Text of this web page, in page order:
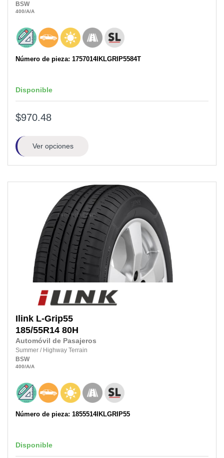
BSW
400/A/A
Número de pieza: 1757014IKLGRIP5584T
Disponible
$970.48
Ver opciones
Ilink L-Grip55
185/55R14 80H
Automóvil de Pasajeros
Summer / Highway Terrain
BSW
400/A/A
Número de pieza: 1855514IKLGRIP55
Disponible